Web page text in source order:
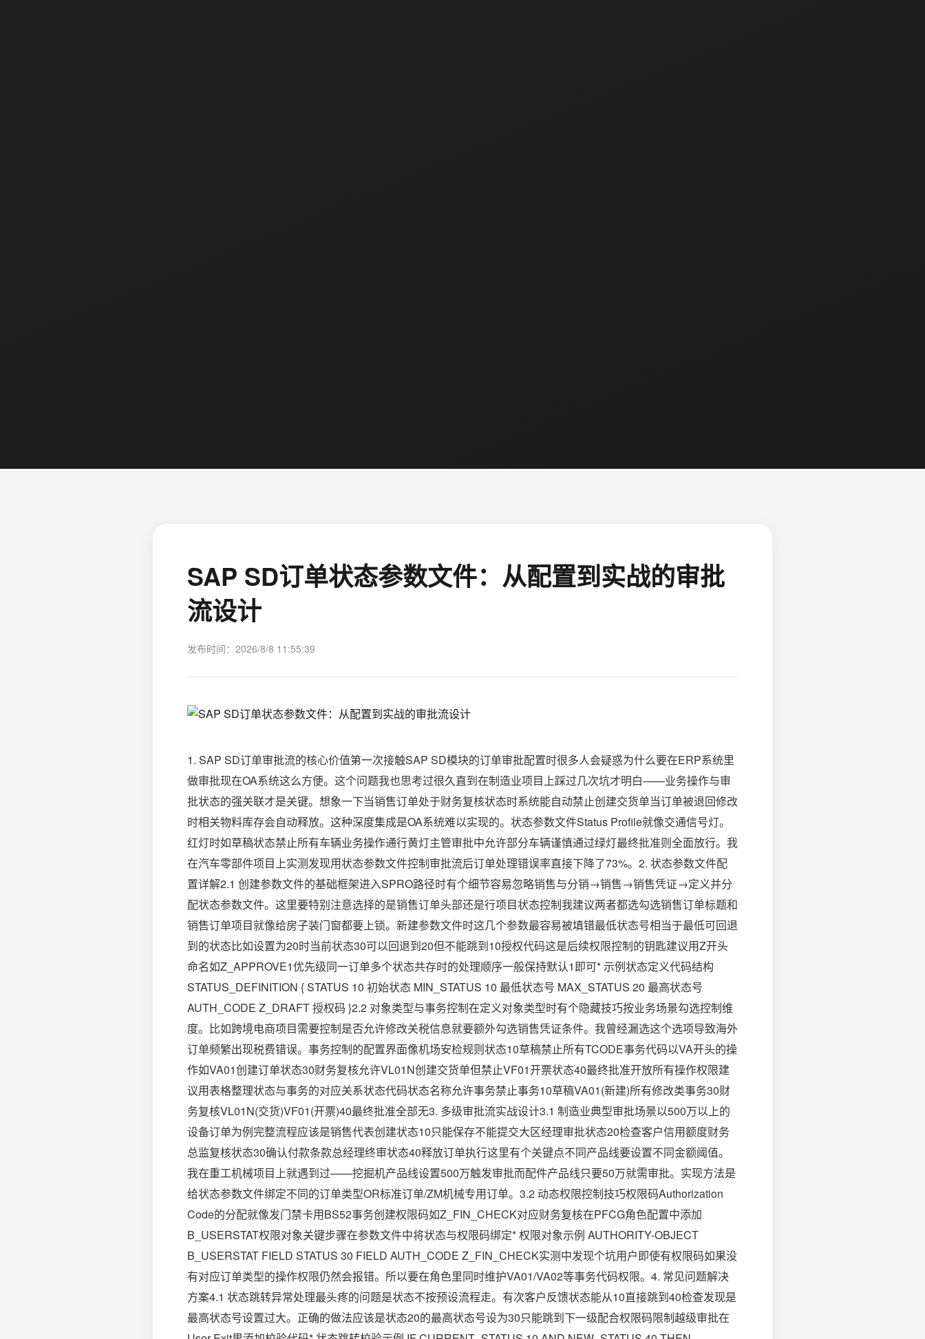
SAP SD订单状态参数文件：从配置到实战的审批
流设计
发布时间：2026/8/8 11:55:39
1. SAP SD订单审批流的核心价值第一次接触SAP SD模块的订单审批配置时很多人会疑惑为什么要在ERP系统里
做审批现在OA系统这么方便。这个问题我也思考过很久直到在制造业项目上踩过几次坑才明白——业务操作与审
批状态的强关联才是关键。想象一下当销售订单处于财务复核状态时系统能自动禁止创建交货单当订单被退回修改
时相关物料库存会自动释放。这种深度集成是OA系统难以实现的。状态参数文件Status Profile就像交通信号灯。
红灯时如草稿状态禁止所有车辆业务操作通行黄灯主管审批中允许部分车辆谨慎通过绿灯最终批准则全面放行。我
在汽车零部件项目上实测发现用状态参数文件控制审批流后订单处理错误率直接下降了73%。2. 状态参数文件配
置详解2.1 创建参数文件的基础框架进入SPRO路径时有个细节容易忽略销售与分销→销售→销售凭证→定义并分
配状态参数文件。这里要特别注意选择的是销售订单头部还是行项目状态控制我建议两者都选勾选销售订单标题和
销售订单项目就像给房子装门窗都要上锁。新建参数文件时这几个参数最容易被填错最低状态号相当于最低可回退
到的状态比如设置为20时当前状态30可以回退到20但不能跳到10授权代码这是后续权限控制的钥匙建议用Z开头
命名如Z_APPROVE1优先级同一订单多个状态共存时的处理顺序一般保持默认1即可* 示例状态定义代码结构
STATUS_DEFINITION { STATUS 10 初始状态 MIN_STATUS 10 最低状态号 MAX_STATUS 20 最高状态号
AUTH_CODE Z_DRAFT 授权码 }2.2 对象类型与事务控制在定义对象类型时有个隐藏技巧按业务场景勾选控制维
度。比如跨境电商项目需要控制是否允许修改关税信息就要额外勾选销售凭证条件。我曾经漏选这个选项导致海外
订单频繁出现税费错误。事务控制的配置界面像机场安检规则状态10草稿禁止所有TCODE事务代码以VA开头的操
作如VA01创建订单状态30财务复核允许VL01N创建交货单但禁止VF01开票状态40最终批准开放所有操作权限建
议用表格整理状态与事务的对应关系状态代码状态名称允许事务禁止事务10草稿VA01(新建)所有修改类事务30财
务复核VL01N(交货)VF01(开票)40最终批准全部无3. 多级审批流实战设计3.1 制造业典型审批场景以500万以上的
设备订单为例完整流程应该是销售代表创建状态10只能保存不能提交大区经理审批状态20检查客户信用额度财务
总监复核状态30确认付款条款总经理终审状态40释放订单执行这里有个关键点不同产品线要设置不同金额阈值。
我在重工机械项目上就遇到过——挖掘机产品线设置500万触发审批而配件产品线只要50万就需审批。实现方法是
给状态参数文件绑定不同的订单类型OR标准订单/ZM机械专用订单。3.2 动态权限控制技巧权限码Authorization
Code的分配就像发门禁卡用BS52事务创建权限码如Z_FIN_CHECK对应财务复核在PFCG角色配置中添加
B_USERSTAT权限对象关键步骤在参数文件中将状态与权限码绑定* 权限对象示例 AUTHORITY-OBJECT
B_USERSTAT FIELD STATUS 30 FIELD AUTH_CODE Z_FIN_CHECK实测中发现个坑用户即使有权限码如果没
有对应订单类型的操作权限仍然会报错。所以要在角色里同时维护VA01/VA02等事务代码权限。4. 常见问题解决
方案4.1 状态跳转异常处理最头疼的问题是状态不按预设流程走。有次客户反馈状态能从10直接跳到40检查发现是
最高状态号设置过大。正确的做法应该是状态20的最高状态号设为30只能跳到下一级配合权限码限制越级审批在